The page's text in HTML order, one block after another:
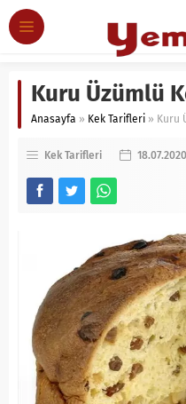
Kuru Üzümlü
Anasayfa » Kek Tarifleri » Kuru
Kek Tarifleri 18.07.2020